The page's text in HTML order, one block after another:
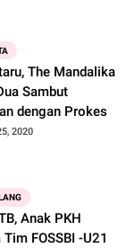
Sambut
dengan Prokes
2020
Anak PKH
FOSSBI -U21